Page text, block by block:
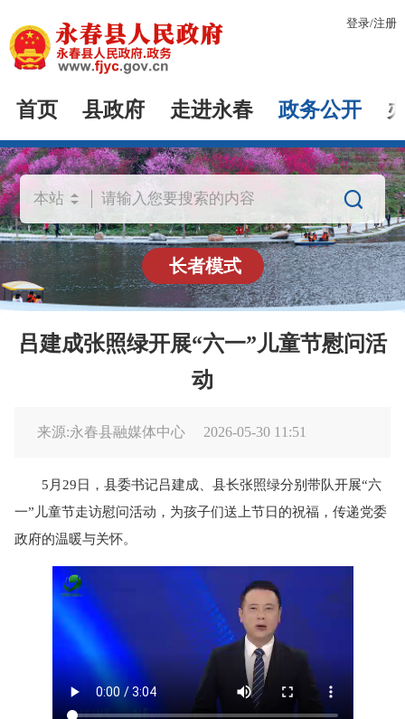
登录/注册
首页 县政府 走进永春 政务公开

长者模式
吕建成张照绿开展“六一”儿童节慰问活
动
来源:永春县融媒体中心 2026-05-30 11:51
5月29日，县委书记吕建成、县长张照绿分别带队开展“六
一”儿童节走访慰问活动，为孩子们送上节日的祝福，传递党委
政府的温暖与关怀。